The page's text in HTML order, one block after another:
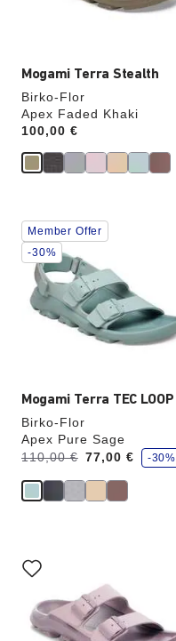
Mogami Terra Stealth
Birko-Flor
Apex Faded Khaki
Price:
100,00 €
Mogami Terra TEC LOOP
Birko-Flor
Apex Pure Sage
Avant:
110,00 €
à 77,00 €
é
c
n
o
-30%
Cliquer
sur
les
échantillons
couleurs
modifiera
Member Offer
-30%
sur
les
échantillons
de
couleurs